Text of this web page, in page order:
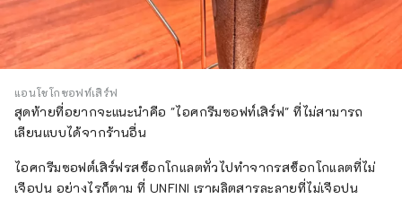
แอนโชโกซอฟท์เสิร์ฟ
สุดท้ายที่อยากจะแนะนำคือ "ไอศกรีมซอฟท์เสิร์ฟ" ที่ไม่สามารถ
เลียนแบบได้จากร้านอื่น
ไอศกรีมซอฟต์เสิร์ฟรสช็อกโกแลตทั่วไปทำจากรสช็อกโกแลตที่ไม่
เจือปน อย่างไรก็ตาม ที่ UNFINI เราผลิตสารละลายที่ไม่เจือปน